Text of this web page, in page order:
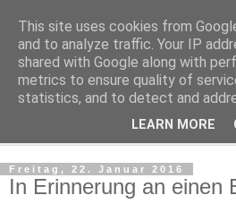
Kludge
Private Notizen aus Halle an der
Freitag, 22. Januar 2016
In Erinnerung an einen
This site uses cookies from
and to analyze traffic. Your IP
shared with Google along with
metrics to ensure quality of
statistics, and to detect and
LEARN MORE